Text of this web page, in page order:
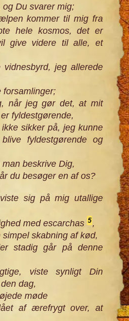
Du svarer mig;
kommer til mig fra
hele kosmos, det er
give videre til alle, et
vidnesbyrd, jeg allerede
forsamlinger;
når jeg gør det, at mit
fyldestgørende,
sikker på, jeg kunne
fyldestgørende og
beskrive Dig,
du besøger en af os?
sig på mig utallige
med escarchas5,
skabning af kød,
stadig går på denne
viste synligt Din
dag,
møde
af ærefrygt over, at